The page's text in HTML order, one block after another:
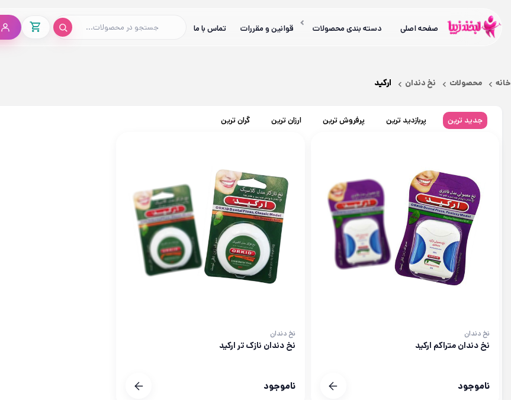
صفحه اصلی دسته بندی محصولات قوانین و مقررات تماس با ما
خانه محصولات نخ دندان ارکید
جدید ترین پربازدید ترین پرفروش ترین ارزان ترین گران ترین
نخ دندان
نخ دندان متراکم ارکید
ناموجود
نخ دندان
نخ دندان نازک تر ارکید
ناموجود